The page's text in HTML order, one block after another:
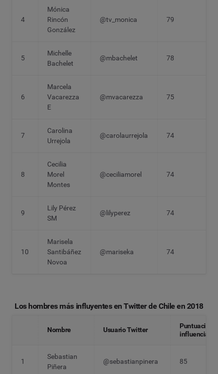
4
Mónica
Rincón
González
@tv_monica 79
5
Michelle
Bachelet
@mbachelet 78
6
Marcela
Vacarezza
E
@mvacarezza 75
7
Carolina
Urrejola
@carolaurrejola 74
8
Cecilia
Morel
Montes
@ceciliamorel 74
9
Lily Pérez
SM
@lilyperez 74
10
Marisela
Santibáñez
Novoa
@mariseka 74
Los hombres más influyentes en Twitter de Chile en 2018
Nombre Usuario Twitter
Puntuación
influencia
1
Sebastian
Piñera
@sebastianpinera 85